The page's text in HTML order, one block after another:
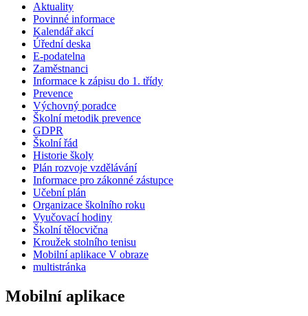
Aktuality
Povinné informace
Kalendář akcí
Úřední deska
E-podatelna
Zaměstnanci
Informace k zápisu do 1. třídy
Prevence
Výchovný poradce
Školní metodik prevence
GDPR
Školní řád
Historie školy
Plán rozvoje vzdělávání
Informace pro zákonné zástupce
Učební plán
Organizace školního roku
Vyučovací hodiny
Školní tělocvična
Kroužek stolního tenisu
Mobilní aplikace V obraze
multistránka
Mobilní aplikace